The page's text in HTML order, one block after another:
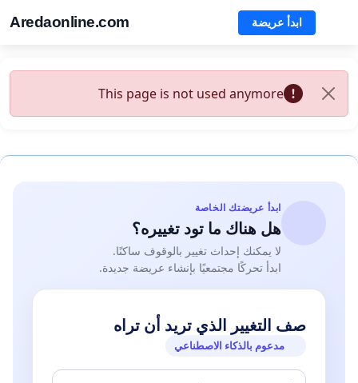
Aredaonline.com ابدأ عريضة
This page is not used anymore
ابدأ عريضتك الخاصة
هل هناك ما تود تغييره؟
لا يمكنك إحداث تغيير بالوقوف ساكنًا.
ابدأ تحركًا مجتمعيًا بإنشاء عريضة جديدة.
صف التغيير الذي تريد أن تراه
مدعوم بالذكاء الاصطناعي